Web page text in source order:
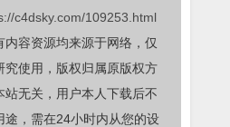
c4dsky.com/109253.html
内容资源均来源于网络，仅
究使用，版权归属原版权方
站无关，用户本人下载后不
途，需在24小时内从您的设